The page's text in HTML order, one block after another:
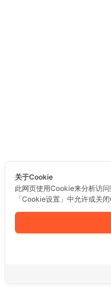
关于Cookie
此网页使用Cookie来分析访
「Cookie设置」中允许或关